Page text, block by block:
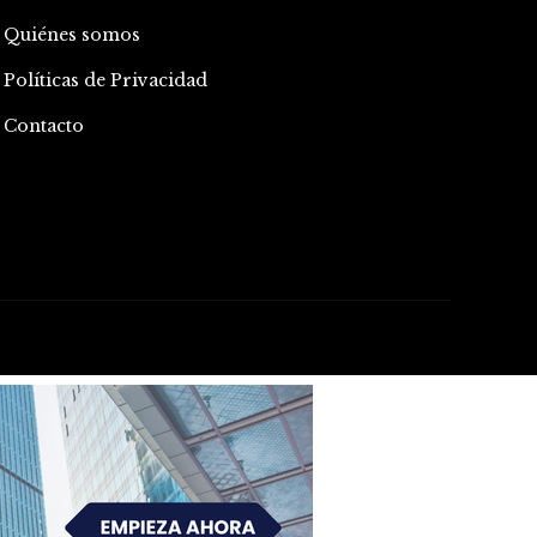
Quiénes somos
Políticas de Privacidad
Contacto